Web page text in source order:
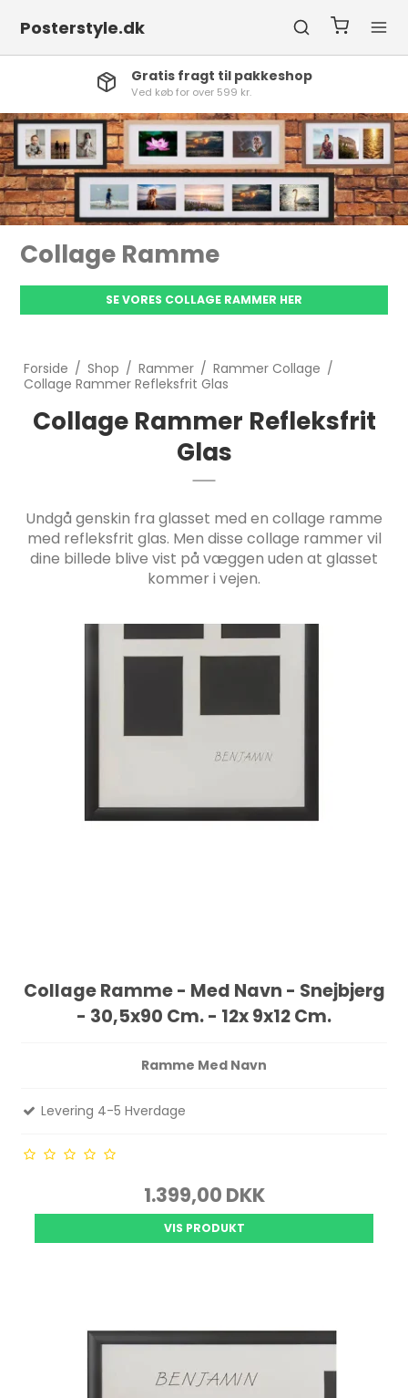
Posterstyle.dk
Høj services
Vi stå altid klar til at hjælpe
Collage Ramme
SE VORES COLLAGE RAMMER HER
Forside / Shop / Rammer / Rammer Collage /
Collage Rammer Refleksfrit Glas
Collage Rammer Refleksfrit
Glas
Undgå genskin fra glasset med en collage ramme
med refleksfrit glas. Men disse collage rammer vil
dine billede blive vist på væggen uden at glasset
kommer i vejen.
Collage Ramme - Med Navn - Snejbjerg
- 30,5x90 Cm. - 12x 9x12 Cm.
Ramme Med Navn
Levering 4-5 Hverdage
1.399,00 DKK
VIS PRODUKT